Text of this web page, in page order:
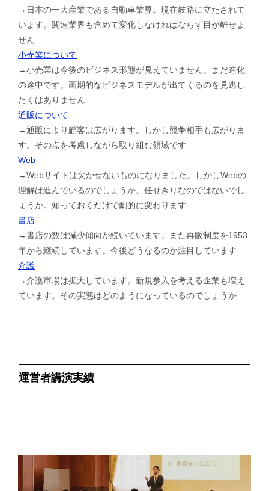
→日本の一大産業である自動車業界。現在岐路に立たされて
います。関連業界も含めて変化しなければならず目が離せま
せん
小売業について
→小売業は今後のビジネス形態が見えていません。まだ進化
の途中です。画期的なビジネスモデルが出てくるのを見逃し
たくはありません
通販について
→通販により顧客は広がります。しかし競争相手も広がりま
す。その点を考慮しながら取り組む領域です
Web
→Webサイトは欠かせないものになりました。しかしWebの
理解は進んでいるのでしょうか。任せきりなのではないでし
ょうか。知っておくだけで劇的に変わります
書店
→書店の数は減少傾向が続いています。また再販制度を1953
年から継続しています。今後どうなるのか注目しています
介護
→介護市場は拡大しています。新規参入を考える企業も増え
ています。その実態はどのようになっているのでしょうか
運営者講演実績